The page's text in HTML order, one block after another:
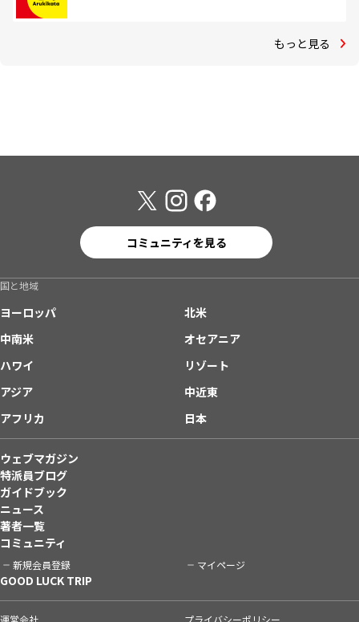
もっと見る
コミュニティを見る
国と地域
ヨーロッパ
北米
中南米
オセアニア
ハワイ
リゾート
アジア
中近東
アフリカ
日本
ウェブマガジン
特派員ブログ
ガイドブック
ニュース
著者一覧
コミュニティ
新規会員登録 マイページ
GOOD LUCK TRIP
運営会社 プライバシーポリシー